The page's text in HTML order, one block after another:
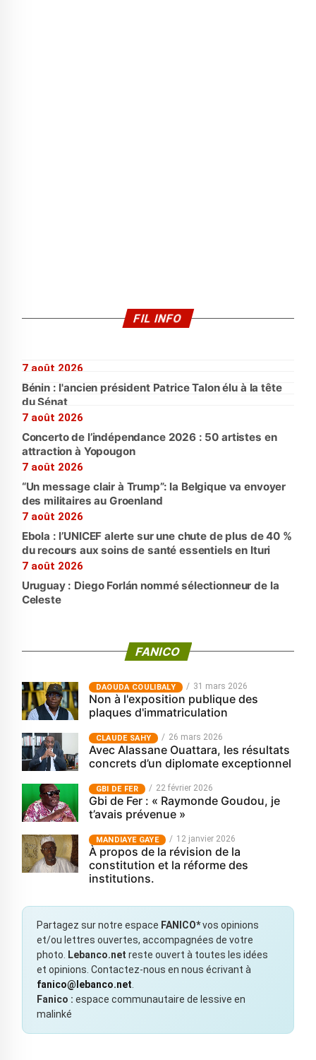
FIL INFO
7 août 2026
Bénin : l'ancien président Patrice Talon élu à la tête
du Sénat
7 août 2026
Concerto de l’indépendance 2026 : 50 artistes en
attraction à Yopougon
7 août 2026
“Un message clair à Trump”: la Belgique va envoyer
des militaires au Groenland
7 août 2026
Ebola : l’UNICEF alerte sur une chute de plus de 40 %
du recours aux soins de santé essentiels en Ituri
7 août 2026
Uruguay : Diego Forlán nommé sélectionneur de la
Celeste
FANICO
‎DAOUDA COULIBALY 31 mars 2026
Non à l'exposition publique des
plaques d'immatriculation
CLAUDE SAHY 26 mars 2026
Avec Alassane Ouattara, les résultats
concrets d’un diplomate exceptionnel
GBI DE FER 22 février 2026
Gbi de Fer : « Raymonde Goudou, je
t’avais prévenue »
MANDIAYE GAYE 12 janvier 2026
À propos de la révision de la
constitution et la réforme des
institutions.
Partagez sur notre espace FANICO*vos opinions
et/ou lettres ouvertes, accompagnées de votre
photo.
Lebanco.net reste ouvert à toutes les idées
et opinions. Contactez-nous en nous écrivant à
fanico@lebanco.net
Fanico : espace communautaire de lessive en
malinké